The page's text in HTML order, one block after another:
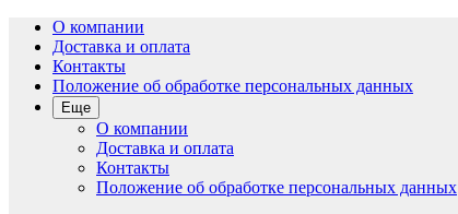
О компании
Доставка и оплата
Контакты
Положение об обработке персональных данных
Еще
О компании
Доставка и оплата
Контакты
Положение об обработке персональных данных